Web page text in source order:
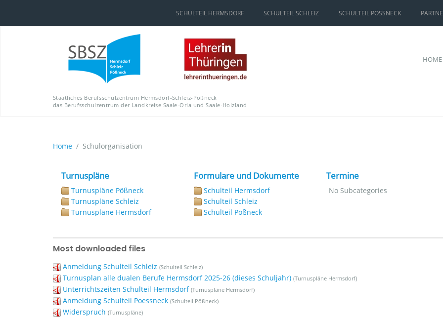
SCHULTEIL HERMSDORF SCHULTEIL SCHLEIZ SCHULTEIL PÖSSNECK
HOME
Staatliches Berufsschulzentrum Hermsdorf-Schleiz-Pößneck
das Berufsschulzentrum der Landkreise Saale-Orla und Saale-Holzland
Home Schulorganisation
Turnuspläne
Turnuspläne Pößneck
Turnuspläne Schleiz
Turnuspläne Hermsdorf
Formulare und Dokumente
Schulteil Hermsdorf
Schulteil Schleiz
Schulteil Pößneck
Termine
No Subcategories
Most downloaded files
Anmeldung Schulteil Schleiz (Schulteil Schleiz)
Turnusplan alle dualen Berufe Hermsdorf 2025-26 (dieses Schuljahr) (Turnuspläne Hermsdorf)
Unterrichtszeiten Schulteil Hermsdorf (Turnuspläne Hermsdorf)
Anmeldung Schulteil Poessneck (Schulteil Pößneck)
Widerspruch (Turnuspläne)